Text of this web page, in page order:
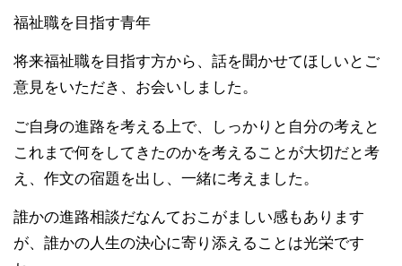
福祉職を目指す青年
将来福祉職を目指す方から、話を聞かせてほしいとご
意見をいただき、お会いしました。
ご自身の進路を考える上で、しっかりと自分の考えと
これまで何をしてきたのかを考えることが大切だと考
え、作文の宿題を出し、一緒に考えました。
誰かの進路相談だなんておこがましい感もあります
が、誰かの人生の決心に寄り添えることは光栄です